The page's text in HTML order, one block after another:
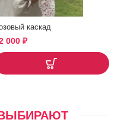
каскад
000 ₽